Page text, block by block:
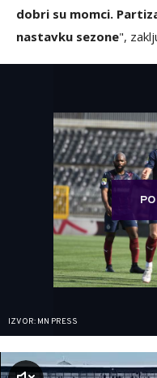
dobri su momci.
nastavku sezone",
IZVOR: MN PRESS